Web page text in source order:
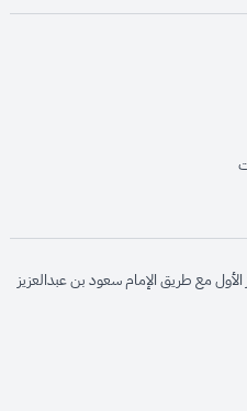
opens in new window
مع طريق الإمام سعود بن عبدالعزيز